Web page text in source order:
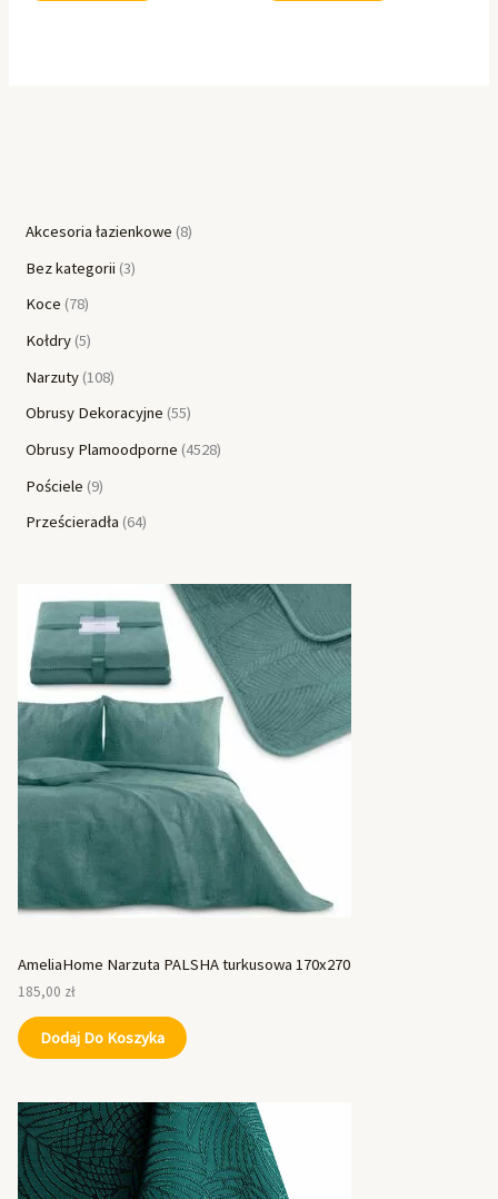
Akcesoria łazienkowe 8
Bez kategorii 3
Koce 78
Kołdry 5
Narzuty 108
Obrusy Dekoracyjne 55
Obrusy Plamoodporne 4528
Pościele 9
Prześcieradła 64
AmeliaHome Narzuta PALSHA turkusowa 170x270
185,00 zł
Dodaj Do Koszyka